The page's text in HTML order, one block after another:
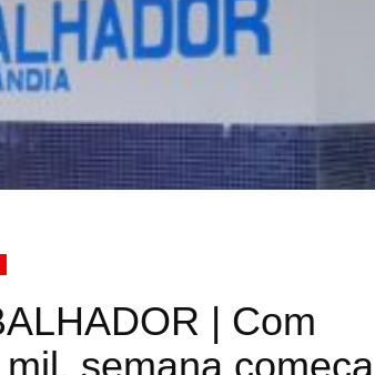
| Com
semana começa